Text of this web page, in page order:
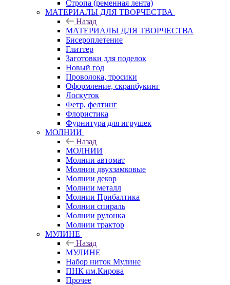
Стропа (ременная лента)
МАТЕРИАЛЫ ДЛЯ ТВОРЧЕСТВА
Назад
МАТЕРИАЛЫ ДЛЯ ТВОРЧЕСТВА
Бисероплетение
Глиттер
Заготовки для поделок
Новый год
Проволока, тросики
Оформление, скрапбукинг
Лоскуток
Фетр, фелтинг
Флористика
Фурнитура для игрушек
МОЛНИИ
Назад
МОЛНИИ
Молнии автомат
Молнии двухзамковые
Молнии декор
Молнии металл
Молнии Прибалтика
Молнии спираль
Молнии рулонка
Молнии трактор
МУЛИНЕ
Назад
МУЛИНЕ
Набор ниток Мулине
ПНК им.Кирова
Прочее